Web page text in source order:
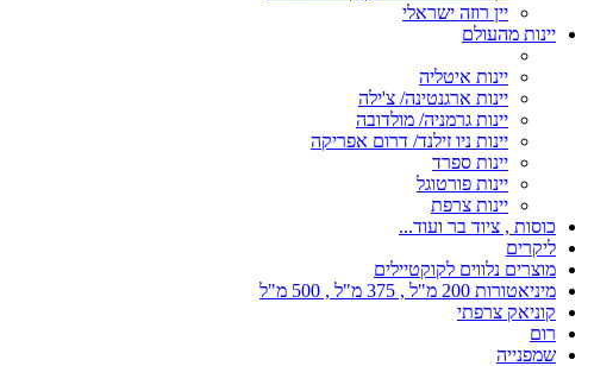
יין רוזה ישראלי
יינות מהעולם
יינות איטליה
יינות ארגנטינה/ צ'ילה
יינות גרמניה/ מולדובה
יינות ניו זילנד/ דרום אפריקה
יינות ספרד
יינות פורטוגל
יינות צרפת
כוסות , ציוד בר ועוד...
ליקרים
מוצרים נלווים לקוקטיילים
מיניאטורות 200 מ"ל , 375 מ"ל , 500 מ"ל
קוניאק צרפתי
רום
שמפנייה